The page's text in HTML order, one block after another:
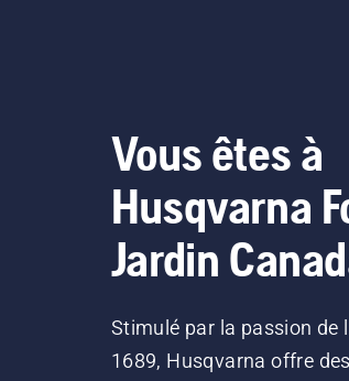
Vous êtes à
Husqvarna
Jardin
Stimulé par la passion de
1689, Husqvarna offre